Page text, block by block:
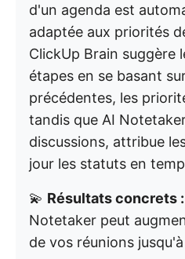
d'un agenda est
adaptée aux priorités
ClickUp Brain suggère
étapes en se basant
précédentes, les
tandis que AI
discussions, attribue
jour les statuts en
💫 Résultats concrets :
Notetaker peut
de vos réunions